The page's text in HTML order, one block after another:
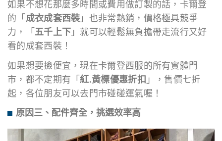
如果不想花那麼多時間或費用做訂製的話，卡爾登
的「成衣成套西裝 」也非常熱銷，價格極具競爭
力，「五千上下 」就可以輕鬆無負擔帶走流行又好
看的成套西裝！
如果想要撿便宜，現在卡爾登西服的所有實體門
市，都不定期有「紅.黃標優惠折扣 」，售價七折
起，各位朋友可以去門市碰碰運氣喔！
原因三、配件齊全，挑選效率高